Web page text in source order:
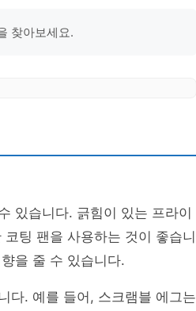
찾아보세요.
있습니다. 긁힘이 있는 프라이
팅 팬을 사용하는 것이 좋습니
을 줄 수 있습니다.
다. 예를 들어, 스크램블 에그는